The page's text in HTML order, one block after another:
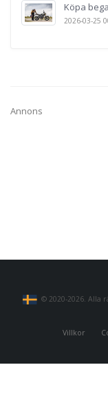
Köpa
2026-03-25
Annons
© 2020-2026. Alla
Villkor